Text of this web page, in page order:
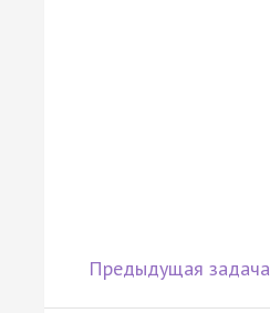
Предыдущая задача